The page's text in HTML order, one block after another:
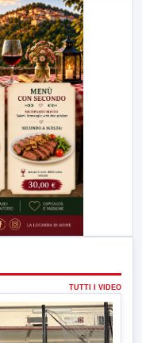
TUTTI I VIDEO